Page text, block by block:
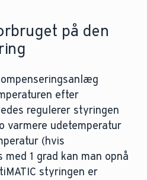
på den
efter
regulerer styringen
varmere udetemperatur
(hvis
1 grad kan man opnå
styringen er